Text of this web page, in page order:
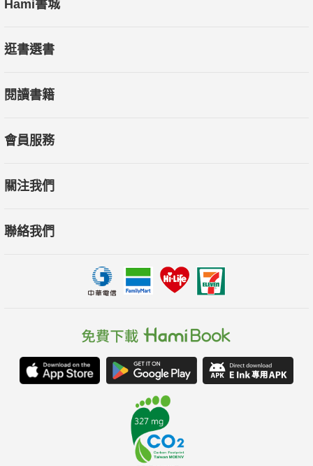
全人健康連結，無論豐富性與實用性都值得推薦。
Hami書城
逛書選書
閱讀書籍
會員服務
關注我們
聯絡我們